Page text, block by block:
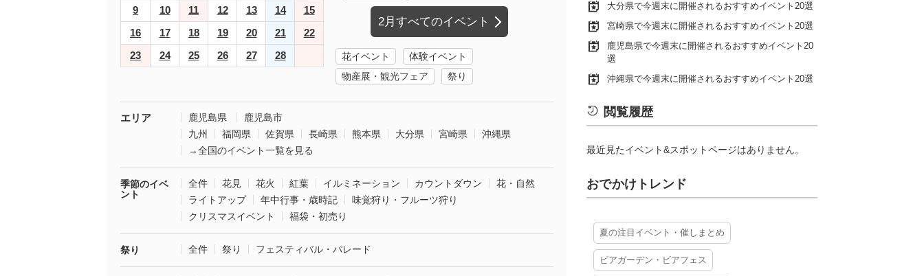
9
10 11 12 13 14
15
16
17 18 19 20 21
22
23
24 25 26 27 28
2月すべてのイベント
花イベント
体験イベント
物産展・観光フェア
祭り
エリア 鹿児島県
鹿児島市
九州
福岡県 佐賀県 長崎県 熊本県 大分県 宮崎県
沖縄県
→全国のイベント一覧を見る
季節のイベ
ント
全件 花見 花火 紅葉 イルミネーション カウントダウン
花・自然
ライトアップ
年中行事・歳時記
味覚狩り・フルーツ狩り
クリスマスイベント
福袋・初売り
祭り 全件 祭り フェスティバル・パレード
大分県で今週末に開催されるおすすめイベント20選
宮崎県で今週末に開催されるおすすめイベント20選
鹿児島県で今週末に開催されるおすすめイベント20
選
沖縄県で今週末に開催されるおすすめイベント20選
閲覧履歴
最近見たイベント&スポットページはありません。
おでかけトレンド
夏の注目イベント・催しまとめ
ビアガーデン・ビアフェス